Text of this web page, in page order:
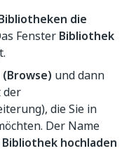
die
Fenster Bibliothek
und dann
der
die Sie in
Der Name
Bibliothek hochladen